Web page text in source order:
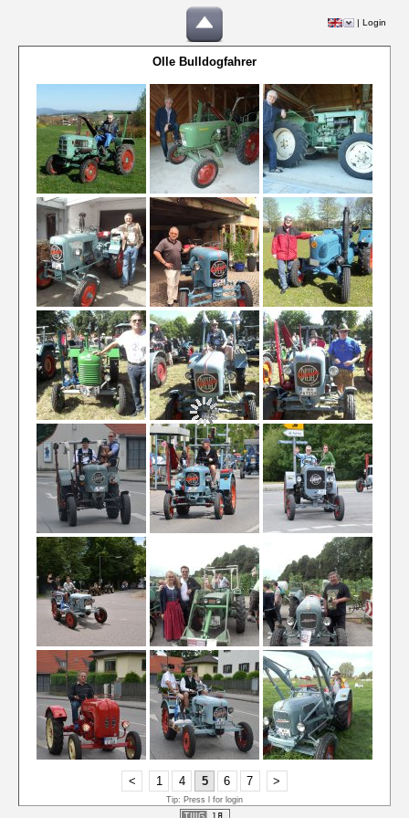
| Login
Olle Bulldogfahrer
< 1 4 5 6 7 >
Tip: Press l for login